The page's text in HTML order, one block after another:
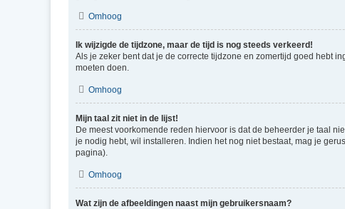
Omhoog
Ik wijzigde de tijdzone, maar de tijd is nog steeds verkeerd!
Als je zeker bent dat je de correcte tijdzone en zomertijd goed hebt
moeten doen.
Omhoog
Mijn taal zit niet in de lijst!
De meest voorkomende reden hiervoor is dat de beheerder je taal
je nodig hebt, wil installeren. Indien het nog niet bestaat, mag je
pagina).
Omhoog
Wat zijn de afbeeldingen naast mijn gebruikersnaam?